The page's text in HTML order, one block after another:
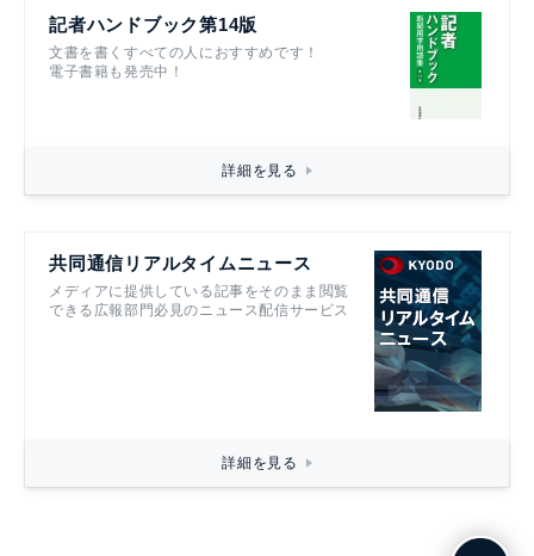
記者ハンドブック第14版
文書を書くすべての人におすすめです！
電子書籍も発売中！
詳細を見る
共同通信リアルタイムニュース
メディアに提供している記事をそのまま閲覧
できる広報部門必見のニュース配信サービス
詳細を見る